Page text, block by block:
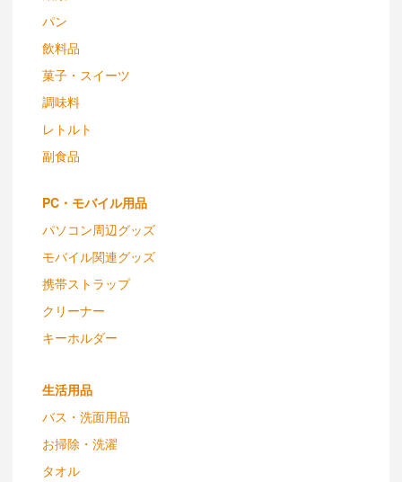
パン
飲料品
菓子・スイーツ
調味料
レトルト
副食品
PC・モバイル用品
パソコン周辺グッズ
モバイル関連グッズ
携帯ストラップ
クリーナー
キーホルダー
生活用品
バス・洗面用品
お掃除・洗濯
タオル